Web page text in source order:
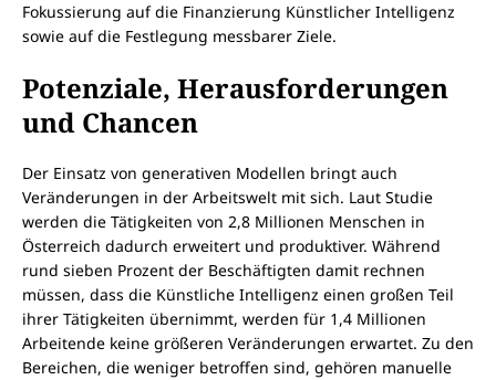
Fokussierung auf die Finanzierung Künstlicher Intelligenz
sowie auf die Festlegung messbarer Ziele.
Potenziale, Herausforderungen
und Chancen
Der Einsatz von generativen Modellen bringt auch
Veränderungen in der Arbeitswelt mit sich. Laut Studie
werden die Tätigkeiten von 2,8 Millionen Menschen in
Österreich dadurch erweitert und produktiver. Während
rund sieben Prozent der Beschäftigten damit rechnen
müssen, dass die Künstliche Intelligenz einen großen Teil
ihrer Tätigkeiten übernimmt, werden für 1,4 Millionen
Arbeitende keine größeren Veränderungen erwartet. Zu den
Bereichen, die weniger betroffen sind, gehören manuelle